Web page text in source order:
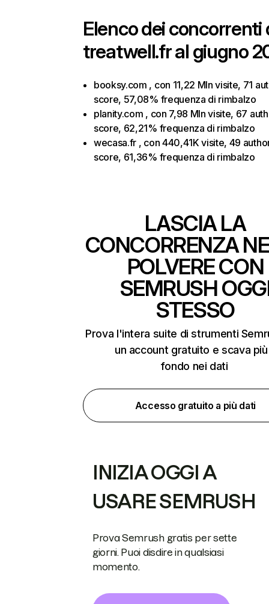
Elenco dei concorrenti
treatwell.fr al giugno
booksy.com , con 11,22 Mln visite, 71
score, 57,08% frequenza di rimbalzo
planity.com , con 7,98 Mln visite, 67
score, 62,21% frequenza di rimbalzo
wecasa.fr , con 440,41K visite, 49
score, 61,36% frequenza di rimbalzo
LASCIA LA
CONCORRENZA
POLVERE CON
SEMRUSH
STESSO
Prova l'intera suite di strumenti
un account gratuito e scava
fondo nei dati
Accesso gratuito a più dati
INIZIA OGGI A
USARE SEMRUSH
Prova Semrush gratis per sette
giorni. Puoi disdire in qualsiasi
momento.